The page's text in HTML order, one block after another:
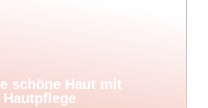
schöne Haut mit